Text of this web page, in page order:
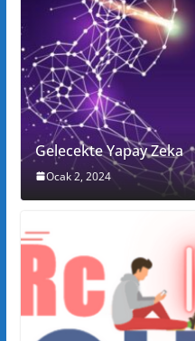
Gelecekte Yapay Zeka
Ocak 2, 2024